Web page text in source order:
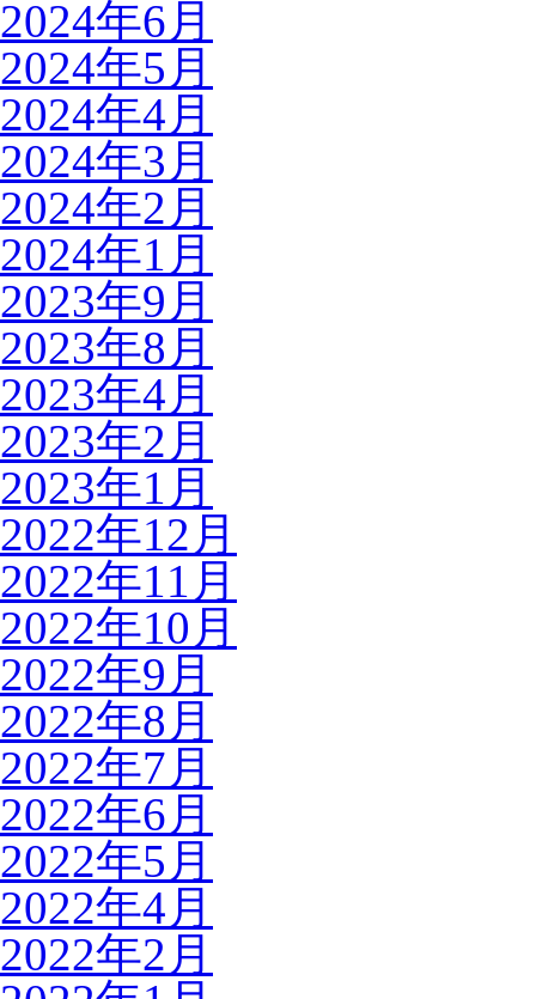
2024年6月
2024年5月
2024年4月
2024年3月
2024年2月
2024年1月
2023年9月
2023年8月
2023年4月
2023年2月
2023年1月
2022年12月
2022年11月
2022年10月
2022年9月
2022年8月
2022年7月
2022年6月
2022年5月
2022年4月
2022年2月